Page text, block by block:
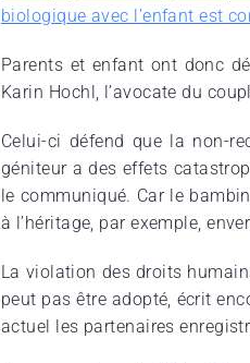
biologique avec l’enfant est
Parents et enfant ont donc
Karin Hochl, l’avocate du
Celui-ci défend que la non-
géniteur a des effets
le communiqué. Car le
à l’héritage, par exemple,
La violation des droits
peut pas être adopté, écrit
actuel les partenaires